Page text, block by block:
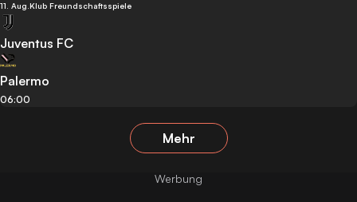
11. Aug. Klub Freundschaftsspiele
Juventus FC
Palermo
06:00
Mehr